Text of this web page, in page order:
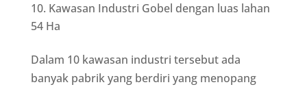
Kawasan Industri Gobel dengan luas lahan
54 Ha
Dalam 10 kawasan industri tersebut ada
banyak pabrik yang berdiri yang menopang